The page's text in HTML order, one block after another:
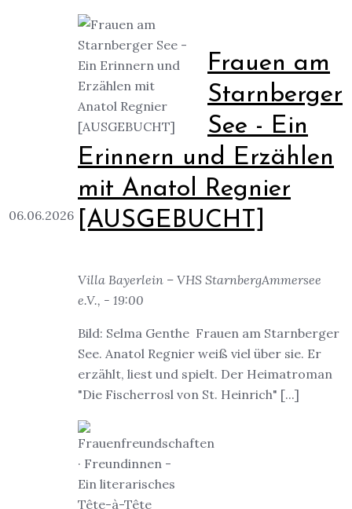
06.06.2026
Frauen am
Starnberger
See - Ein
Erinnern und Erzählen
mit Anatol Regnier
[AUSGEBUCHT]
Villa Bayerlein – VHS StarnbergAmmersee
e.V., - 19:00
Bild: Selma Genthe Frauen am Starnberger
See. Anatol Regnier weiß viel über sie. Er
erzählt, liest und spielt. Der Heimatroman
"Die Fischerrosl von St. Heinrich" [...]